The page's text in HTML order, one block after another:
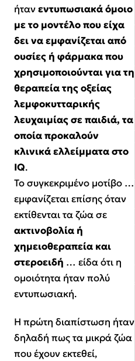
ήτανεντυπωσιακά όμοιο
με το μοντέλο που είχα
δει να εμφανίζεται από
ουσίες ή φάρμακα που
χρησιμοποιούνται για τη
θεραπεία της οξείας
λεμφοκυτταρικής
λευχαιμίας σε παιδιά, τα
οποία προκαλούν
κλινικάελλείμματα στο
IQ.
Το συγκεκριμένο μοτίβο …
εμφανίζεται επίσης όταν
εκτίθενται τα ζώα σε
ακτινοβολία ή
χημειοθεραπεία και
στεροειδή … είδα ότι η
ομοιότητα ήταν πολύ
εντυπωσιακή.
Η πρώτη διαπίστωση ήταν
δηλαδή πως τα μικρά ζώα
που έχουν εκτεθεί,